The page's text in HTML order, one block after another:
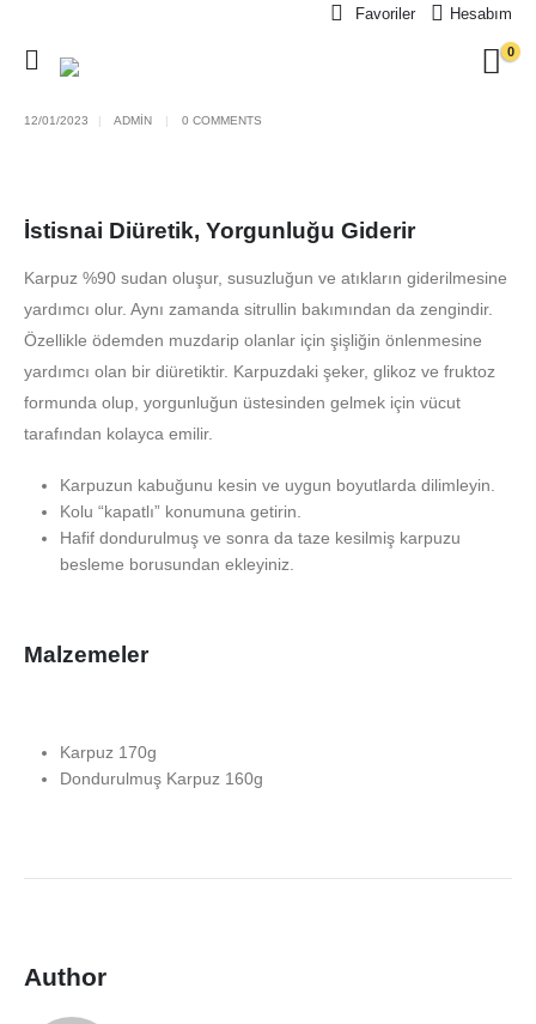
Favoriler Hesabım
0
12/01/2023 ADMIN 0 COMMENTS
İstisnai Diüretik, Yorgunluğu Giderir
Karpuz %90 sudan oluşur, susuzluğun ve atıkların giderilmesine
yardımcı olur. Aynı zamanda sitrullin bakımından da zengindir.
Özellikle ödemden muzdarip olanlar için şişliğin önlenmesine
yardımcı olan bir diüretiktir. Karpuzdaki şeker, glikoz ve fruktoz
formunda olup, yorgunluğun üstesinden gelmek için vücut
tarafından kolayca emilir.
Karpuzun kabuğunu kesin ve uygun boyutlarda dilimleyin.
Kolu “kapatlı” konumuna getirin.
Hafif dondurulmuş ve sonra da taze kesilmiş karpuzu
besleme borusundan ekleyiniz.
Malzemeler
Karpuz 170g
Dondurulmuş Karpuz 160g
Author